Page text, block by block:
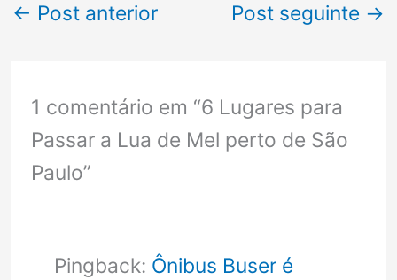
← Post anterior Post seguinte →
1 comentário em “ 6 Lugares para
Passar a Lua de Mel perto de São
Paulo”
Pingback: Ônibus Buser é